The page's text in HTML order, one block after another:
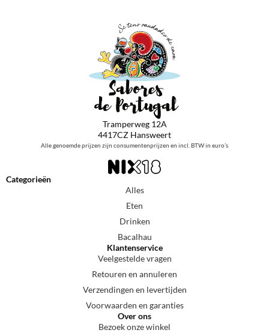
Tramperweg 12A
4417CZ Hansweert
Alle genoemde prijzen zijn consumentenprijzen en incl. BTW in euro’s
Categorieën
Alles
Eten
Drinken
Bacalhau
Klantenservice
Veelgestelde vragen
Retouren en annuleren
Verzendingen en levertijden
Voorwaarden en garanties
Over ons
Bezoek onze winkel